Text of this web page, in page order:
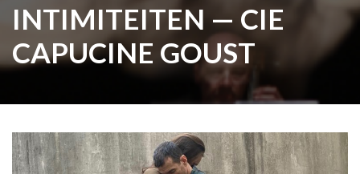
INTIMITEITEN — CIE
CAPUCINE GOUST